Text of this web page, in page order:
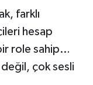
farklı
hesap
role sahip…
değil, çok sesli